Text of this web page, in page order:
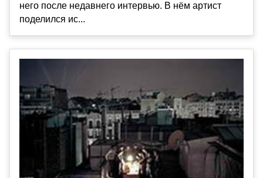
него после недавнего интервью. В нём артист
поделился ис...